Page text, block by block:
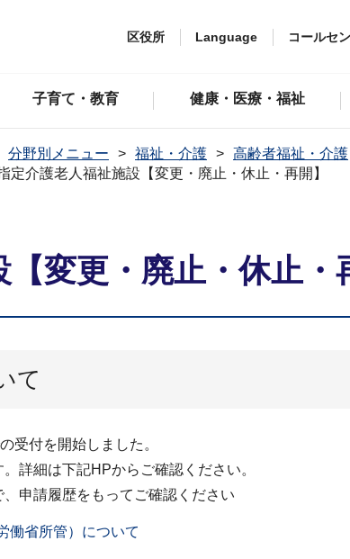
区役所 Language コールセ
子育て・教育 健康・医療・福祉
分野別メニュー 福祉・介護 高齢者福祉・介護
定介護老人福祉施設【変更・廃止・休止・再開】
変更・廃止・休止・
て
受付を開始しました。
詳細は下記HPからご確認ください。
申請履歴をもってご確認ください
働省所管）について